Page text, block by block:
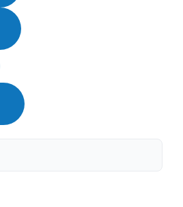
Services
Software